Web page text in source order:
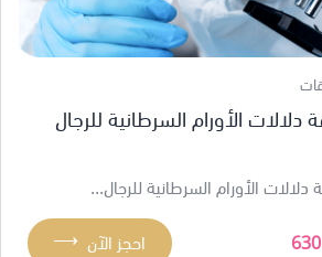
دلالات الأورام السرطانية للرجال
دلالات الأورام السرطانية للرجال...
630
⟶ احجز الآن